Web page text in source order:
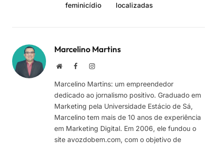
feminicídio
localizadas
Marcelino Martins
Site FacebookInstagram
Marcelino Martins: um empreendedor
dedicado ao jornalismo positivo. Graduado em
Marketing pela Universidade Estácio de Sá,
Marcelino tem mais de 10 anos de experiência
em Marketing Digital. Em 2006, ele fundou o
site avozdobem.com, com o objetivo de